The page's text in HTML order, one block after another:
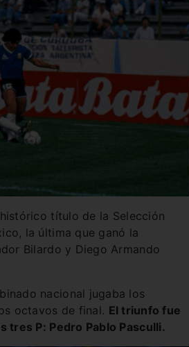
título de la Selección
la última que ganó la
Bilardo y Diego Armando
nacional jugaba los
octavos de final. El triunfo fue
tres P: Pedro Pablo Pasculli.